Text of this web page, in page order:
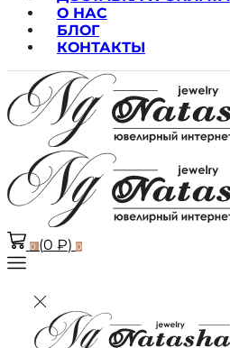
О НАС
БЛОГ
КОНТАКТЫ
0 (0 ₽) 0